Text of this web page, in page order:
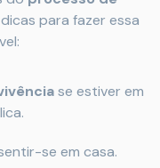
para fazer essa
se estiver em
se em casa.